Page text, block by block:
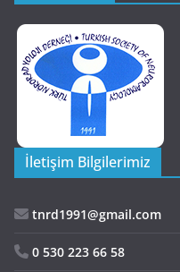
İletişim Bilgilerimiz
tnrd1991@gmail.com
0 530 223 66 58